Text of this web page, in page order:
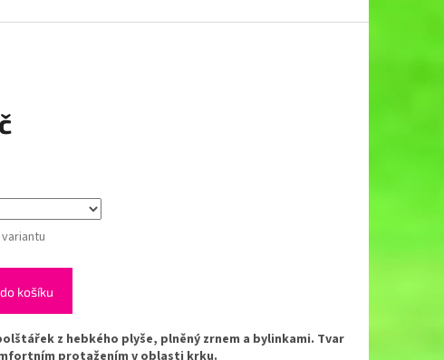
košíku
z hebkého plyše, plněný zrnem a bylinkami. Tvar